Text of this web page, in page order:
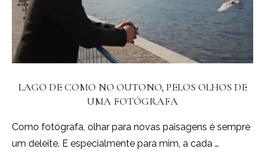
LAGO DE COMO NO OUTONO, PELOS OLHOS DE
UMA FOTÓGRAFA
Como fotógrafa, olhar para novas paisagens é sempre
um deleite. E especialmente para mim, a cada …